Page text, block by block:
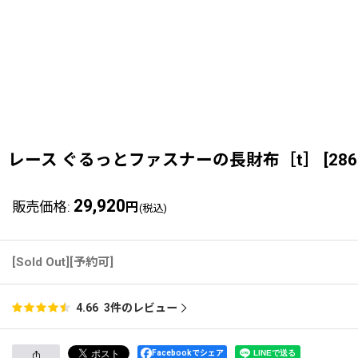
レース ぐるっとファスナーの長財布［t］
販売価格: 29,920 円 (税込)
[Sold Out][予約可]
4.66 3件のレビュー
Facebookでシェア